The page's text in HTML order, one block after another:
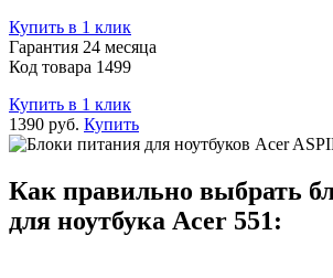
Купить в 1 клик
Гарантия 24 месяца
Код товара 1499
Купить в 1 клик
1390 руб. Купить
Как правильно выбрать
для ноутбука Acer 551: